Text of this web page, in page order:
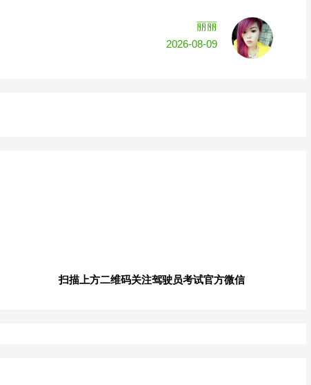
丽丽
2026-08-09
扫描上方二维码关注驾驶员考试官方微信